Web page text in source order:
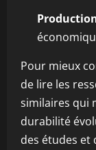
Pour mieux
de lire les
similaires qui
durabilité
des études et